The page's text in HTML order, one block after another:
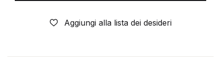
Aggiungi alla lista dei desideri